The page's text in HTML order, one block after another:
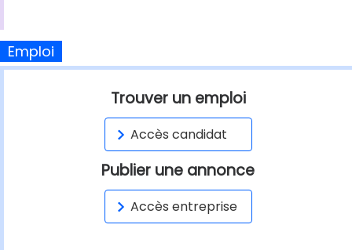
Emploi
Trouver un emploi
Accès candidat
Publier une annonce
Accès entreprise